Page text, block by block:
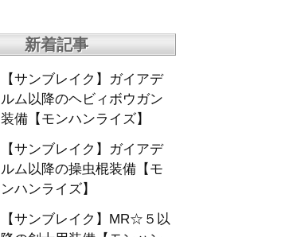
新着記事
【サンブレイク】ガイアデ
ルム以降のヘビィボウガン
装備【モンハンライズ】
【サンブレイク】ガイアデ
ルム以降の操虫棍装備【モ
ンハンライズ】
【サンブレイク】MR☆５以